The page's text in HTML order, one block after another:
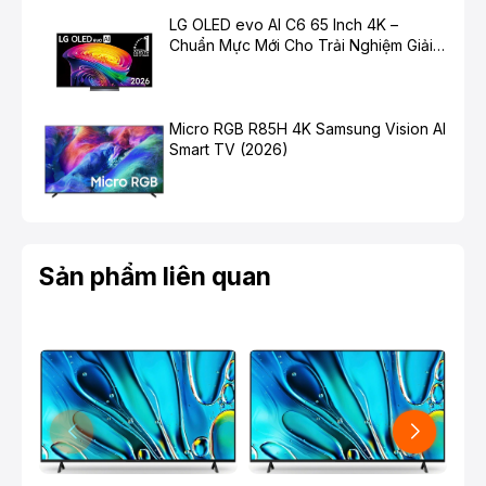
Triluminos Pro. Từ đó tivi mang đến trải
nghiệm màu sắc rực rỡ, chuẩn điện ảnh.
-Khung hình luôn giữ được độ ổn định cũng như giảm
tình trạng rung lắc hình ảnh cùng công nghệ
chuyển
động mượt Motionflow XR 200.Giúp những cảnh
hành động có chuyển động nhanh vẫn được hiển thị
một cách rõ nét tăng trải nghiệm xem.
-Công nghệ 4K X-Reality PROsử dụng vi xử lý 4K
LG OLED evo AI C6 65 Inch 4K –
Chuẩn Mực Mới Cho Trải Nghiệm Giải
Micro RGB R85H 4K Samsung Vision AI
Smart TV (2026)
Sản phẩm liên quan